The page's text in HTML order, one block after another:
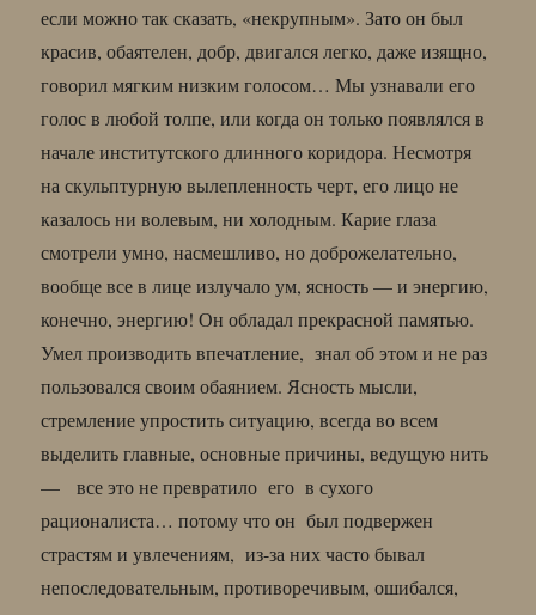
если можно так сказать, «некрупным». Зато он был
красив, обаятелен, добр, двигался легко, даже изящно,
говорил мягким низким голосом… Мы узнавали его
голос в любой толпе, или когда он только появлялся в
начале институтского длинного коридора. Несмотря
на скульптурную вылепленность черт, его лицо не
казалось ни волевым, ни холодным. Карие глаза
смотрели умно, насмешливо, но доброжелательно,
вообще все в лице излучало ум, ясность — и энергию,
конечно, энергию! Он обладал прекрасной памятью.
Умел производить впечатление, знал об этом и не раз
пользовался своим обаянием. Ясность мысли,
стремление упростить ситуацию, всегда во всем
выделить главные, основные причины, ведущую нить
— все это не превратило его в сухого
рационалиста… потому что он был подвержен
страстям и увлечениям, из-за них часто бывал
непоследовательным, противоречивым, ошибался,